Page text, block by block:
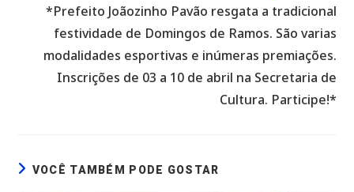
*Prefeito Joãozinho Pavão resgata a tradicional
festividade de Domingos de Ramos. São varias
modalidades esportivas e inúmeras premiações.
Inscrições de 03 a 10 de abril na Secretaria de
Cultura. Participe!*
VOCÊ TAMBÉM PODE GOSTAR